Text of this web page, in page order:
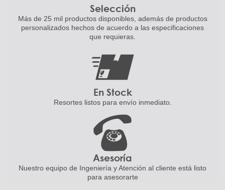
Selección
Más de 25 mil productos disponibles, además de productos
personalizados hechos de acuerdo a las especificaciones
que requieras.
En Stock
Resortes listos paraenvío inmediato.
Asesoría
Nuestro equipo de Ingeniería y Atención al cliente está listo
para asesorarte